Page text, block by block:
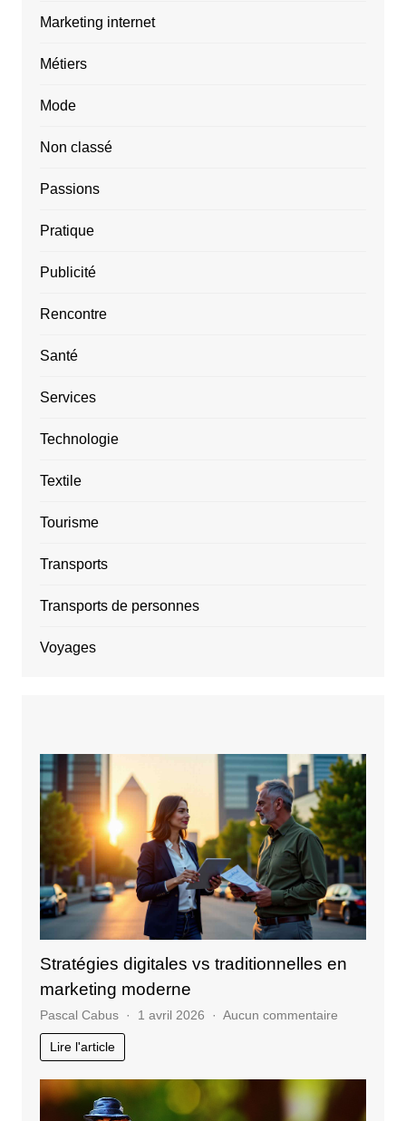
Marketing internet
Métiers
Mode
Non classé
Passions
Pratique
Publicité
Rencontre
Santé
Services
Technologie
Textile
Tourisme
Transports
Transports de personnes
Voyages
Stratégies digitales vs traditionnelles en
marketing moderne
Pascal Cabus 1 avril 2026 Aucun commentairesur
vs
Lire l'article